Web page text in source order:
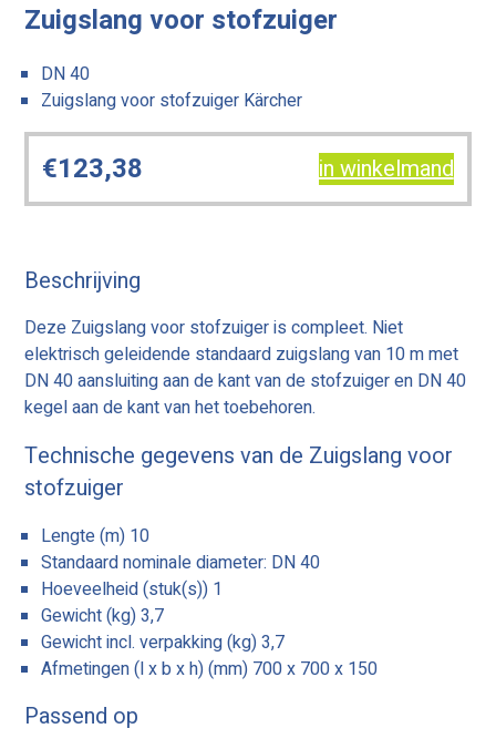
Zuigslang voor stofzuiger
DN 40
Zuigslang voor stofzuiger Kärcher
€123,38 in winkelmand
Beschrijving
Deze Zuigslang voor stofzuiger is compleet. Niet
elektrisch geleidende standaard zuigslang van 10 m met
DN 40 aansluiting aan de kant van de stofzuiger en DN 40
kegel aan de kant van het toebehoren.
Technische gegevens van de Zuigslang voor
stofzuiger
Lengte (m) 10
Standaard nominale diameter: DN 40
Hoeveelheid (stuk(s)) 1
Gewicht (kg) 3,7
Gewicht incl. verpakking (kg) 3,7
Afmetingen (l x b x h) (mm) 700 x 700 x 150
Passend op